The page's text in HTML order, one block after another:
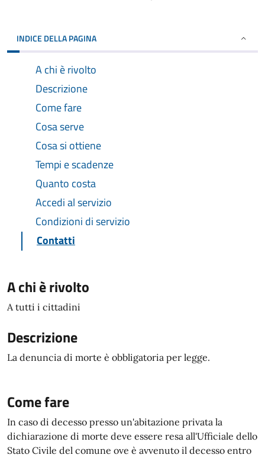
INDICE DELLA PAGINA
A chi è rivolto
Descrizione
Come fare
Cosa serve
Cosa si ottiene
Tempi e scadenze
Quanto costa
Accedi al servizio
Condizioni di servizio
Contatti
A chi è rivolto
A tutti i cittadini
Descrizione
La denuncia di morte è obbligatoria per legge.
Come fare
In caso di decesso presso un'abitazione privata la
dichiarazione di morte deve essere resa all'Ufficiale dello
Stato Civile del comune ove è avvenuto il decesso entro